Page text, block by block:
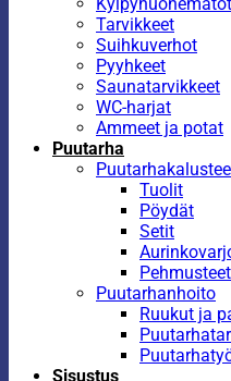
Tarvikkeet
Suihkuverhot
Pyyhkeet
Saunatarvikkeet
WC-harjat
Ammeet ja potat
Puutarha
Tuolit
Pöydät
Setit
Puutarhanhoito
Ruukut ja
Sisustus